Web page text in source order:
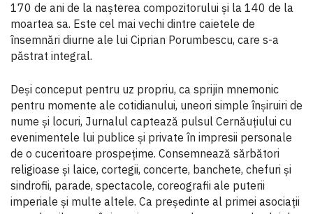
170 de ani de la nașterea compozitorului și la 140 de la
moartea sa. Este cel mai vechi dintre caietele de
însemnări diurne ale lui Ciprian Porumbescu, care s-a
păstrat integral.
Deși conceput pentru uz propriu, ca sprijin mnemonic
pentru momente ale cotidianului, uneori simple înșiruiri de
nume și locuri, Jurnalul captează pulsul Cernăuțiului cu
evenimentele lui publice și private în impresii personale
de o cuceritoare prospețime. Consemnează sărbători
religioase și laice, cortegii, concerte, banchete, chefuri și
sindrofii, parade, spectacole, coreografii ale puterii
imperiale și multe altele. Ca președinte al primei asociații